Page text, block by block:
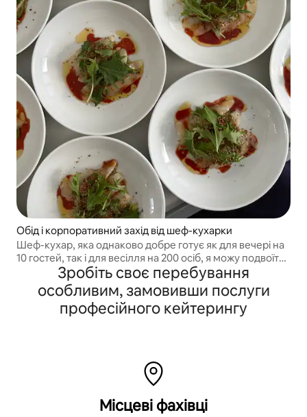
Обід і корпоративний захід від шеф-кухарки
Шеф-кухар, яка однаково добре готує як для вечері на
10 гостей, так і для весілля на 200 осіб, я можу подвоїти
свою винахідливість, щоб створити унікальне меню для
ваших корпоративних заходів
Зробіть своє перебування
особливим, замовивши послуги
професійного кейтерингу
Місцеві фахівці